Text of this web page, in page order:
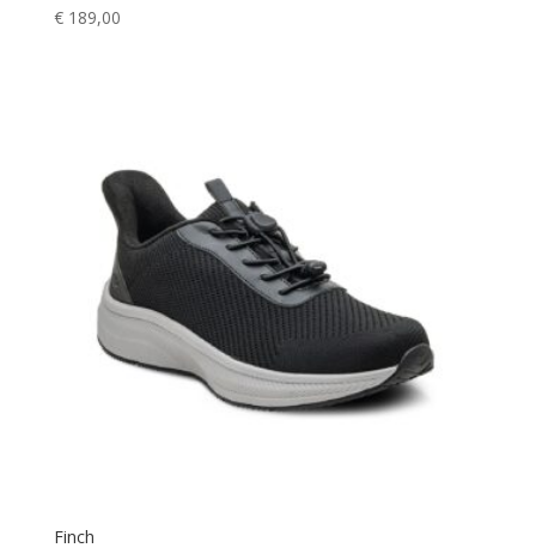
€189,00
Finch